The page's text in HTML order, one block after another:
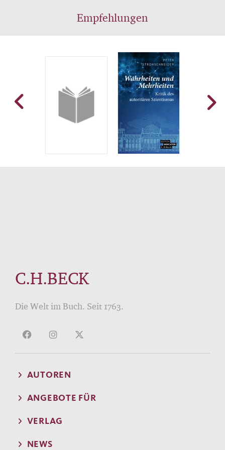
Empfehlungen
C.H.BECK
Die Welt im Buch. Seit 1763.
AUTOREN
ANGEBOTE FÜR
VERLAG
NEWS